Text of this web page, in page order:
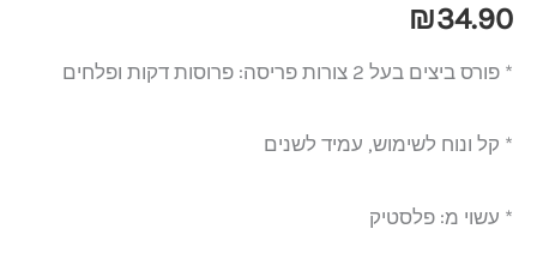
₪34.90
* פורס ביצים בעל 2 צורות פריסה: פרוסות דקות ופלחים
* קל ונוח לשימוש, עמיד לשנים
* עשוי מ: פלסטיק